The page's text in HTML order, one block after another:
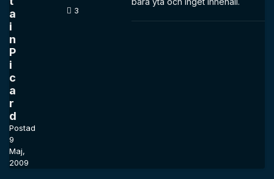
a
i
n
P
i
c
a
r
d
Postad
9
Maj,
2009
3